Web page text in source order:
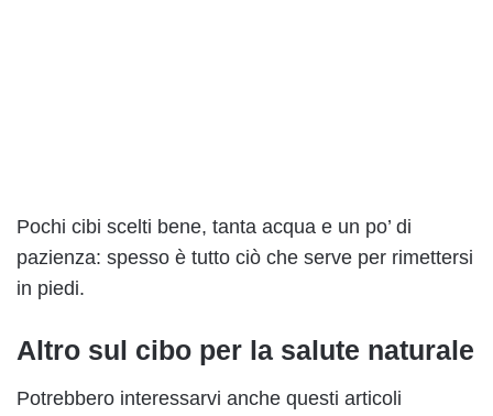
Pochi cibi scelti bene, tanta acqua e un po’ di
pazienza: spesso è tutto ciò che serve per rimettersi
in piedi.
Altro sul cibo per la salute naturale
Potrebbero interessarvi anche questi articoli